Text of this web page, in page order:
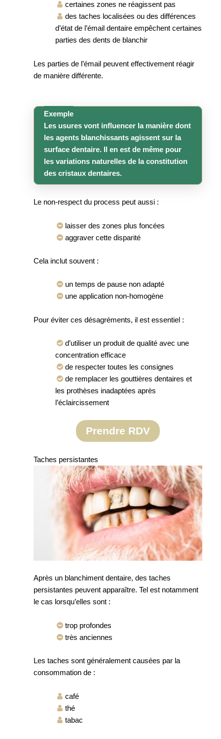
certaines zones ne réagissent pas
des taches localisées ou des différences
d’état de l’émail dentaire empêchent certaines
parties des dents de blanchir
Les parties de l’émail peuvent effectivement réagir
de manière différente.
Exemple
Les usures vont influencer la manière dont
les agents blanchissants agissent sur la
surface dentaire. Il en est de même pour
les variations naturelles de la constitution
des cristaux dentaires.
Le non-respect du process peut aussi :
laisser des zones plus foncées
aggraver cette disparité
Cela inclut souvent :
un temps de pause non adapté
une application non-homogène
Pour éviter ces désagréments, il est essentiel :
d’utiliser un produit de qualité avec une
concentration efficace
de respecter toutes les consignes
de remplacer les gouttières dentaires et
les prothèses inadaptées après
l’éclaircissement
Prendre RDV
Taches persistantes
Après un blanchiment dentaire, des taches
persistantes peuvent apparaître. Tel est notamment
le cas lorsqu’elles sont :
trop profondes
très anciennes
Les taches sont généralement causées par la
consommation de :
café
thé
tabac